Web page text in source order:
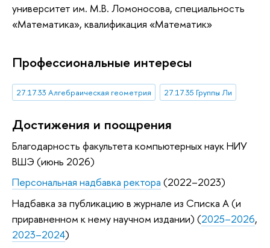
университет им. М.В. Ломоносова, специальность
«Математика», квалификация «Математик»
Профессиональные интересы
27.17.33 Алгебраическая геометрия 27.17.35 Группы Ли
Достижения и поощрения
Благодарность факультета компьютерных наук НИУ
ВШЭ (июнь 2026)
Персональная надбавка ректора (2022–2023)
Надбавка за публикацию в журнале из Списка А (и
приравненном к нему научном издании) (2025–2026,
2023–2024)